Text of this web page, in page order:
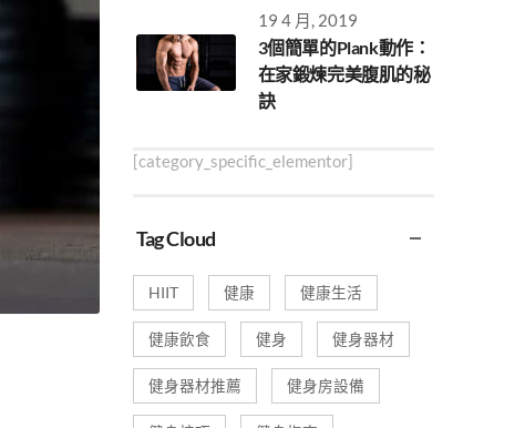
19 4 月, 2019
3個簡單的Plank動作：
在家鍛煉完美腹肌的秘
訣
[category_specific_elementor]
Tag Cloud
HIIT 健康 健康生活
健康飲食 健身 健身器材
健身器材推薦 健身房設備